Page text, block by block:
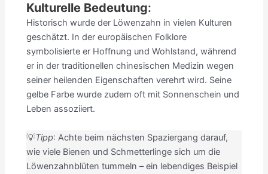
Kulturelle Bedeutung:
Historisch wurde der Löwenzahn in vielen Kulturen
geschätzt. In der europäischen Folklore
symbolisierte er Hoffnung und Wohlstand, während
er in der traditionellen chinesischen Medizin wegen
seiner heilenden Eigenschaften verehrt wird. Seine
gelbe Farbe wurde zudem oft mit Sonnenschein und
Leben assoziiert.
💡Tipp: Achte beim nächsten Spaziergang darauf,
wie viele Bienen und Schmetterlinge sich um die
Löwenzahnblüten tummeln – ein lebendiges Beispiel